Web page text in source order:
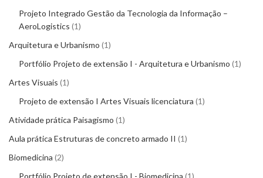
Projeto Integrado Gestão da Tecnologia da Informação –
AeroLogistics 1
Arquitetura e Urbanismo 1
Portfólio Projeto de extensão I - Arquitetura e Urbanismo 1
Artes Visuais 1
Projeto de extensão I Artes Visuais licenciatura 1
Atividade prática Paisagismo 1
Aula prática Estruturas de concreto armado II 1
Biomedicina 2
Portfólio Projeto de extensão I - Biomedicina 1